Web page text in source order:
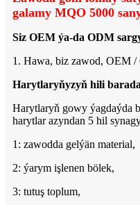
galamy MQO 5000
Siz OEM ýa-da ODM
1. Hawa, biz zawod, OEM
Harytlaryňyzyň hili
Harytlaryň gowy ýagdaýda
harytlar azyndan 5 hil
1: zawodda gelýän material,
2: ýarym işlenen bölek,
3: tutuş toplum,